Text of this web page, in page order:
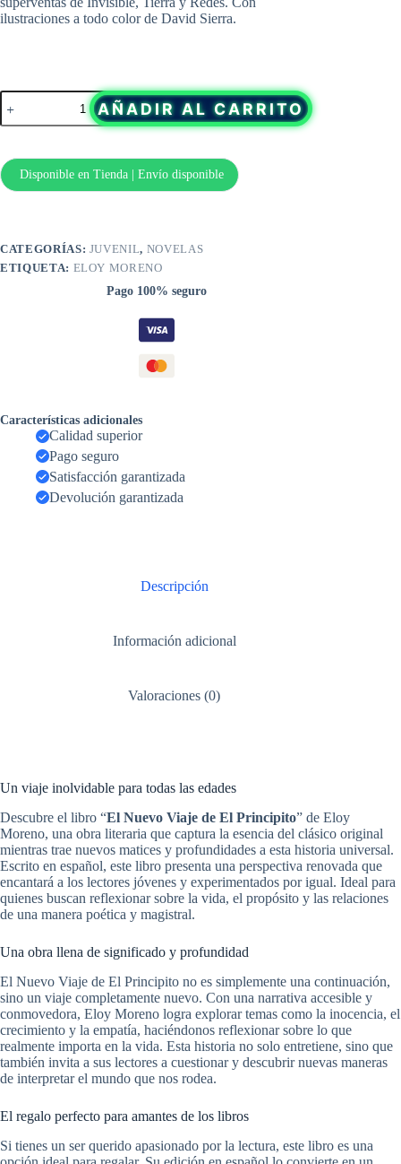
ilustraciones a todo color de David Sierra.
El
Nuevo
Viaje
El
Principito
de
AÑADIR AL CARRITO
Disponible en Tienda | Envío disponible
CATEGORÍAS: JUVENIL, NOVELAS
ETIQUETA: ELOY MORENO
Pago 100% seguro
Características adicionales
Calidad superior
Pago seguro
Satisfacción garantizada
Devolución garantizada
Descripción
Información adicional
Valoraciones (0)
Un viaje inolvidable para todas las edades
Descubre el libro “El Nuevo Viaje de El Principito” de Eloy
Moreno, una obra literaria que captura la esencia del clásico original
mientras trae nuevos matices y profundidades a esta historia universal.
Escrito en español, este libro presenta una perspectiva renovada que
encantará a los lectores jóvenes y experimentados por igual. Ideal para
quienes buscan reflexionar sobre la vida, el propósito y las relaciones
de una manera poética y magistral.
Una obra llena de significado y profundidad
El Nuevo Viaje de El Principito no es simplemente una continuación,
sino un viaje completamente nuevo. Con una narrativa accesible y
conmovedora, Eloy Moreno logra explorar temas como la inocencia, el
crecimiento y la empatía, haciéndonos reflexionar sobre lo que
realmente importa en la vida. Esta historia no solo entretiene, sino que
también invita a sus lectores a cuestionar y descubrir nuevas maneras
de interpretar el mundo que nos rodea.
El regalo perfecto para amantes de los libros
Si tienes un ser querido apasionado por la lectura, este libro es una